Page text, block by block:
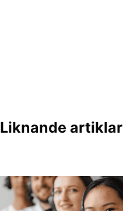
Liknande artiklar